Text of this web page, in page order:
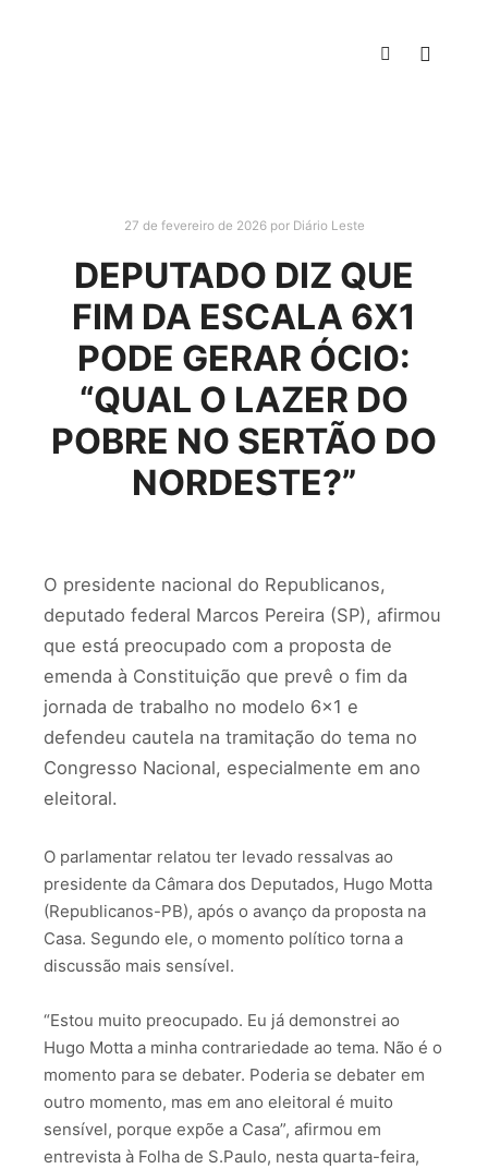
27 de fevereiro de 2026por Diário Leste
DEPUTADO DIZ QUE
FIM DA ESCALA 6X1
PODE GERAR ÓCIO:
“QUAL O LAZER DO
POBRE NO SERTÃO DO
NORDESTE?”
O presidente nacional do Republicanos,
deputado federal Marcos Pereira (SP), afirmou
que está preocupado com a proposta de
emenda à Constituição que prevê o fim da
jornada de trabalho no modelo 6×1 e
defendeu cautela na tramitação do tema no
Congresso Nacional, especialmente em ano
eleitoral.
O parlamentar relatou ter levado ressalvas ao
presidente da Câmara dos Deputados, Hugo Motta
(Republicanos-PB), após o avanço da proposta na
Casa. Segundo ele, o momento político torna a
discussão mais sensível.
“Estou muito preocupado. Eu já demonstrei ao
Hugo Motta a minha contrariedade ao tema. Não é o
momento para se debater. Poderia se debater em
outro momento, mas em ano eleitoral é muito
sensível, porque expõe a Casa”, afirmou em
entrevista à Folha de S.Paulo, nesta quarta-feira,